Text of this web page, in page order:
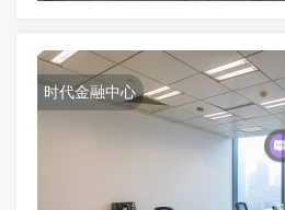
时代金融中心